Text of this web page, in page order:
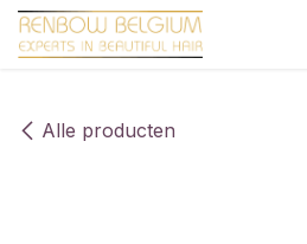
Overslaan naar inhoud
Alle producten